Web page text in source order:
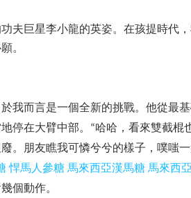
夫巨星李小龍的英姿。在孩提時代
。
我而言是一個全新的挑戰。他從最
停在大臂中部。 “哈哈，看來雙截棍
。朋友瞧我可憐兮兮的樣子，噗嗤一
悍馬人參糖 馬來西亞漢馬糖 馬來西亞
個動作。